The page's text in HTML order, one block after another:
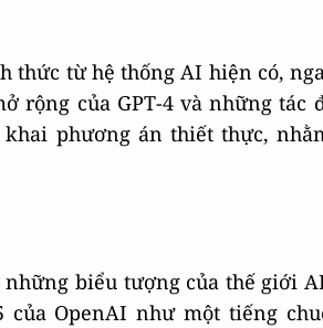
thức từ hệ thống AI hiện có,
rộng của GPT-4 và những tác
phương án thiết thực,
biểu tượng của thế giới
OpenAI như một tiếng